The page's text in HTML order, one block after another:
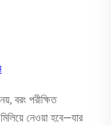
বরং পরীক্ষিত
নেওয়া হবে—যার